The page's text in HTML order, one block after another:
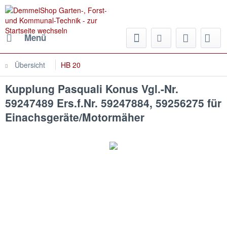
Menü
Übersicht HB 20
Kupplung Pasquali Konus Vgl.-Nr.
59247489 Ers.f.Nr. 59247884, 59256275 für
Einachsgeräte/Motormäher